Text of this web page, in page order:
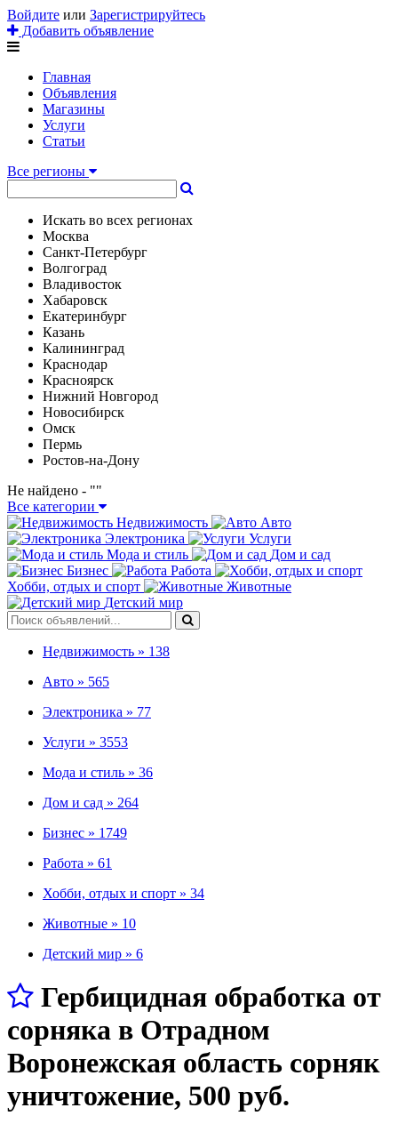
Войдите или Зарегистрируйтесь
Добавить объявление
Главная
Объявления
Магазины
Услуги
Статьи
Все регионы
Искать во всех регионах
Москва
Санкт-Петербург
Волгоград
Владивосток
Хабаровск
Екатеринбург
Казань
Калининград
Краснодар
Красноярск
Нижний Новгород
Новосибирск
Омск
Пермь
Ростов-на-Дону
Не найдено - ""
Все категории
Недвижимость
Авто
Электроника
Услуги
Мода и стиль
Дом и сад
Бизнес
Работа
Хобби, отдых и спорт
Животные
Детский мир
Недвижимость » 138
Авто » 565
Электроника » 77
Услуги » 3553
Мода и стиль » 36
Дом и сад » 264
Бизнес » 1749
Работа » 61
Хобби, отдых и спорт » 34
Животные » 10
Детский мир » 6
Гербицидная обработка от
сорняка в Отрадном
Воронежская область сорняк
уничтожение, 500 руб.